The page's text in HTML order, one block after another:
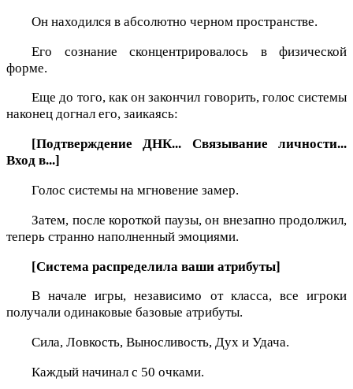
Он находился в абсолютно черном пространстве.
Его сознание сконцентрировалось в физической
форме.
Еще до того, как он закончил говорить, голос системы
наконец догнал его, заикаясь:
[Подтверждение ДНК... Связывание личности...
Вход в...]
Голос системы на мгновение замер.
Затем, после короткой паузы, он внезапно продолжил,
теперь странно наполненный эмоциями.
[Система распределила ваши атрибуты]
В начале игры, независимо от класса, все игроки
получали одинаковые базовые атрибуты.
Сила, Ловкость, Выносливость, Дух и Удача.
Каждый начинал с 50 очками.